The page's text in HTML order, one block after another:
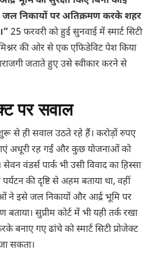
जल निकायों पर अतिक्रमण करके शहर
25 फरवरी को हुई सुनवाई में स्मार्ट सिटी
की ओर से एक एफिडेविट पेश किया
जताते हुए उसे स्वीकार करने से
पर सवाल
शुरू से ही सवाल उठते रहे हैं। करोड़ों रुपए
अधूरी रह गईं और कुछ योजनाओं को
वंडर्स पार्क भी उसी विवाद का हिस्सा
की दृष्टि से अहम बताया था, वहीं
ने इसे जल निकायों और आर्द्र भूमि पर
बताया। सुप्रीम कोर्ट में भी यही तर्क रखा
बनाए गए ढांचे को स्मार्ट सिटी प्रोजेक्ट
सकता।